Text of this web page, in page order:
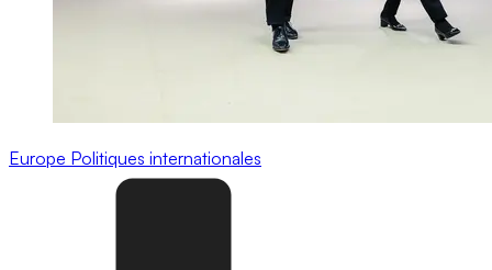
Europe Politiques internationales